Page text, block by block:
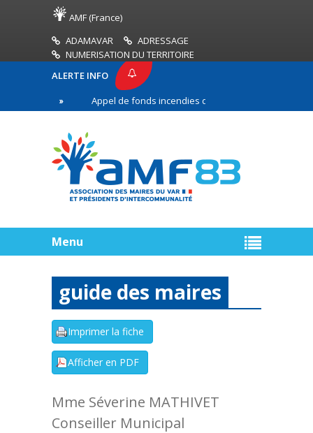
AMF (France)
ADAMAVAR
ADRESSAGE
NUMERISATION DU TERRITOIRE
ALERTE INFO
Appel de fonds incendies de forêt
ligne
Menu
guide des maires
Mme Séverine MATHIVET
Conseiller Municipal